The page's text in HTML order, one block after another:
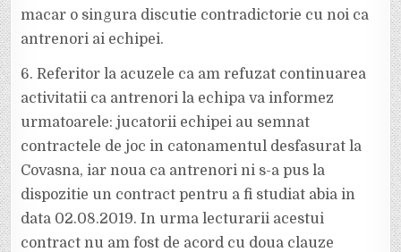
macar o singura discutie contradictorie cu noi ca
antrenori ai echipei.
6. Referitor la acuzele ca am refuzat continuarea
activitatii ca antrenori la echipa va informez
urmatoarele: jucatorii echipei au semnat
contractele de joc in catonamentul desfasurat la
Covasna, iar noua ca antrenori ni s-a pus la
dispozitie un contract pentru a fi studiat abia in
data 02.08.2019. In urma lecturarii acestui
contract nu am fost de acord cu doua clauze